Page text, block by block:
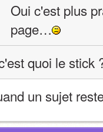
Oui c'est plus
page…
quoi le stick
un sujet